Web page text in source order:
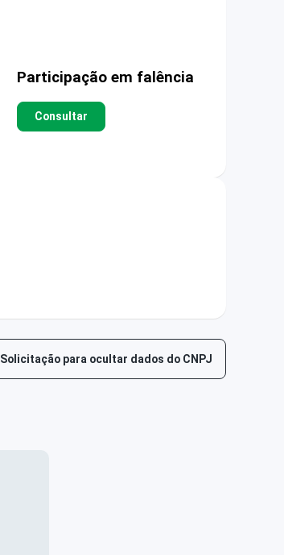
Participação em falência
Consultar
Solicitação para ocultar dados do CNPJ